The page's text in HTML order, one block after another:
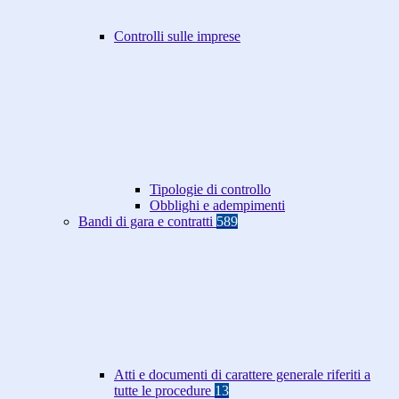
Controlli sulle imprese
Tipologie di controllo
Obblighi e adempimenti
Bandi di gara e contratti 589
Atti e documenti di carattere generale riferiti a
tutte le procedure 13